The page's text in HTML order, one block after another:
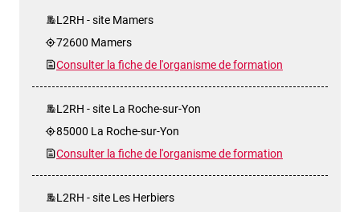
L2RH - site Mamers
72600 Mamers
Consulter la fiche de l'organisme de formation
L2RH - site La Roche-sur-Yon
85000 La Roche-sur-Yon
Consulter la fiche de l'organisme de formation
L2RH - site Les Herbiers